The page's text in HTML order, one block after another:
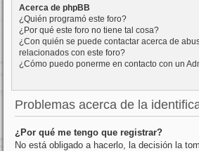
Acerca de phpBB
¿Quién programó este foro?
¿Por qué este foro no tiene tal cosa?
¿Con quién se puede contactar acerca de
relacionados con este foro?
¿Cómo puedo ponerme en contacto con un
Problemas acerca de la
¿Por qué me tengo que registrar?
No está obligado a hacerlo, la decisión la